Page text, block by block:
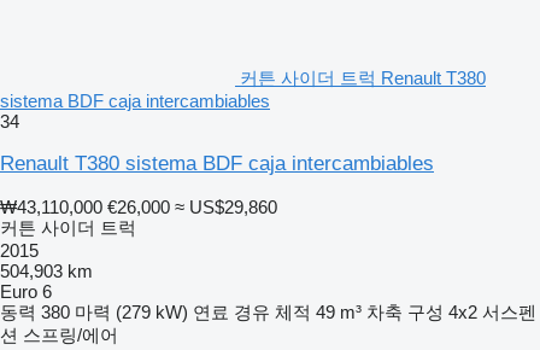
커튼 사이더 트럭 Renault T380
sistema BDF caja intercambiables
34
Renault T380 sistema BDF caja intercambiables
₩43,110,000 €26,000 ≈ US$29,860
커튼 사이더 트럭
2015
504,903 km
Euro 6
동력 380 마력 (279 kW) 연료 경유 체적 49 m³ 차축 구성 4x2 서스펜
션 스프링/에어